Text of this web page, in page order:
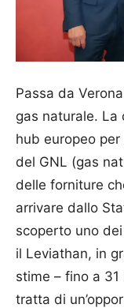
Passa da
gas naturale.
hub europeo
del GNL (gas
delle forniture
arrivare dallo
scoperto uno
il Leviathan, in
stime – fino a 31
tratta di